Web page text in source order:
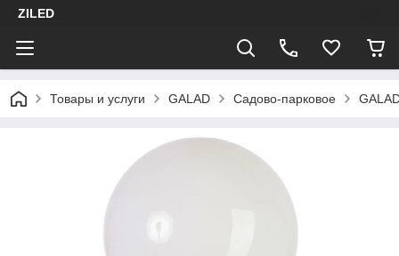
ZILED
Товары и услуги GALAD Садово-парковое